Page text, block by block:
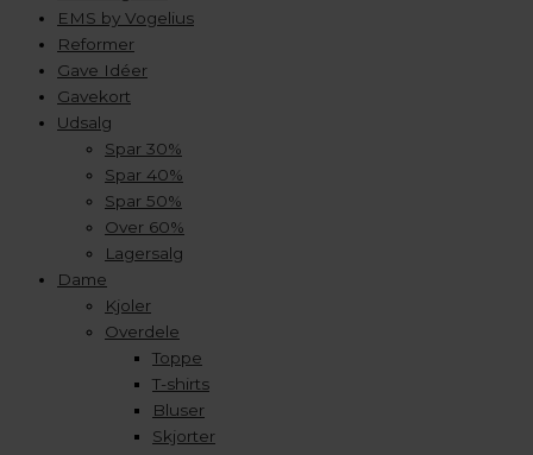
EMS by Vogelius
Reformer
Gave Idéer
Gavekort
Udsalg
Spar 30%
Spar 40%
Spar 50%
Over 60%
Lagersalg
Dame
Kjoler
Overdele
Toppe
T-shirts
Bluser
Skjorter